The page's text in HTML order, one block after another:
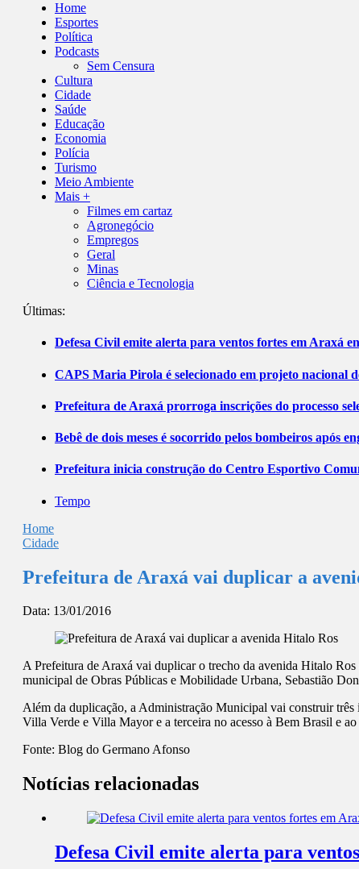
Home
Esportes
Política
Podcasts
Sem Censura
Cultura
Cidade
Saúde
Educação
Economia
Polícia
Turismo
Meio Ambiente
Mais +
Filmes em cartaz
Agronegócio
Empregos
Geral
Minas
Ciência e Tecnologia
Últimas:
Defesa Civil emite alerta para ventos fortes em Araxá
CAPS Maria Pirola é selecionado em projeto nacional
Prefeitura de Araxá prorroga inscrições do processo
Bebê de dois meses é socorrido pelos bombeiros após
Prefeitura inicia construção do Centro Esportivo
Tempo
Home
Cidade
Prefeitura de Araxá vai duplicar a
Data: 13/01/2016
A Prefeitura de Araxá vai duplicar o trecho da avenida Hitalo
municipal de Obras Públicas e Mobilidade Urbana, Sebastião
Além da duplicação, a Administração Municipal vai construir três
Villa Verde e Villa Mayor e a terceira no acesso à Bem Brasil e
Fonte: Blog do Germano Afonso
Notícias relacionadas
Defesa Civil emite alerta para